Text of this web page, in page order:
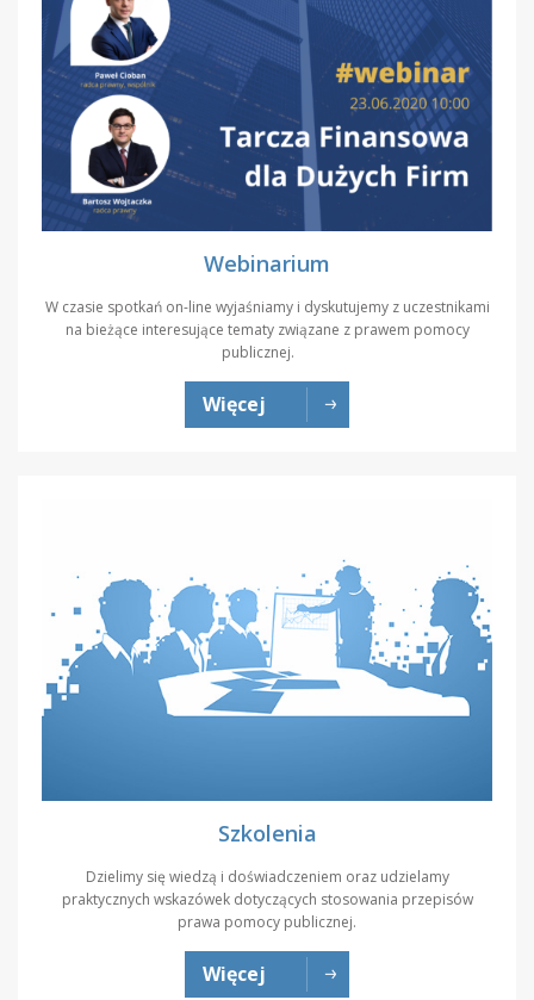
Webinarium
W czasie spotkań on-line wyjaśniamy i dyskutujemy z uczestnikami
na bieżące interesujące tematy związane z prawem pomocy
publicznej.
Więcej
Szkolenia
Dzielimy się wiedzą i doświadczeniem oraz udzielamy
praktycznych wskazówek dotyczących stosowania przepisów
prawa pomocy publicznej.
Więcej